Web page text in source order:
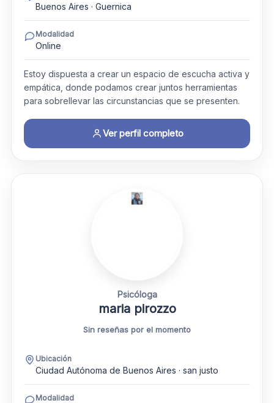
Buenos Aires · Guernica
Modalidad
Online
Estoy dispuesta a crear un espacio de escucha activa y
empática, donde podamos crear juntos herramientas
para sobrellevar las circunstancias que se presenten.
Ver perfil completo
Psicóloga
maria pirozzo
Sin reseñas por el momento
Ubicación
Ciudad Autónoma de Buenos Aires · san justo
Modalidad